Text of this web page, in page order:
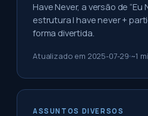
Have Never, a versão de “Eu
estrutura I have never +
forma divertida.
Atualizado em 2025-07-29 ~1
ASSUNTOS DIVERSOS